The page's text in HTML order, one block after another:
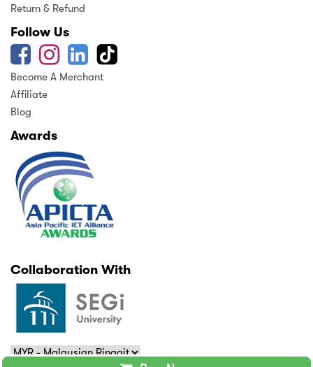
Return & Refund
Follow Us
Become A Merchant
Affiliate
Blog
Awards
Collaboration With